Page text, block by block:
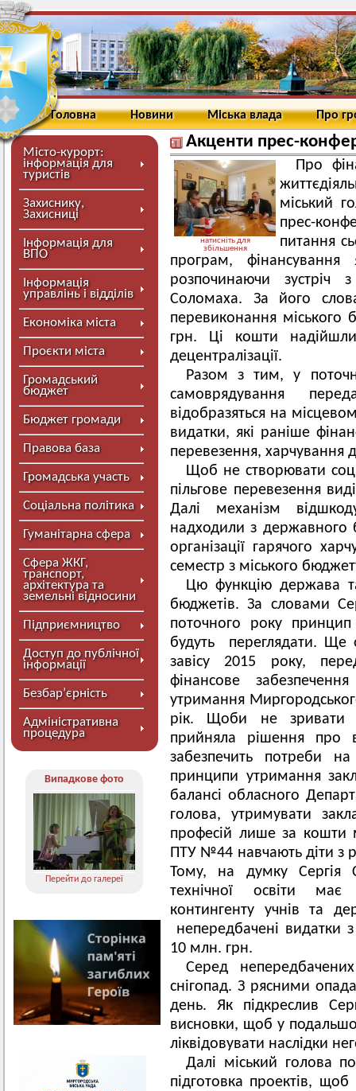
Головна Новини Міська влада Про
Місто-курорт:
інформація для
туристів
Захиснику,
Захисниці
Інформація для
ВПО
Інформація
управлінь і відділів
Економіка міста
Проєкти міста
Громадський
бюджет
Бюджет громади
Правова база
Громадська участь
Соціальна політика
Гуманітарна сфера
Сфера ЖКГ,
транспорт,
архітектура та
земельні відносини
Підприємництво
Доступ до публічної
інформації
Безбар’єрність
Адміністративна
процедура
Випадкове фото
Перейти до галереї
Акценти прес-
натисніть для
збільшення
Про
міський
прес-
питання
програм, фінансування
розпочинаючи зустріч
Соломаха. За його
перевиконання
грн. Ці кошти надійшли
децентралізації.
Разом з тим, у
самоврядування
відобразяться на
видатки, які раніше
перевезення, харчування
Щоб не створювати
пільгове перевезення
Далі механізм
надходили з державного
організації гарячого
семестр з міського
Цю функцію держава
бюджетів. За словами
поточного року принцип
будуть переглядати. Ще
завісу 2015 року,
фінансове
утримання
рік. Щоби не зривати
прийняла рішення про
забезпечить потреби
принципи утримання
балансі обласного
голова, утримувати
професій лише за кошти
ПТУ №44 навчають діти з
Тому, на думку Сергія
технічної освіти має
контингенту учнів та
непередбачені видатки
10 млн. грн.
Серед
снігопад. З рясними
день. Як підкреслив
висновки, щоб у
ліквідовувати наслідки
Далі міський голова
підготовка проектів,